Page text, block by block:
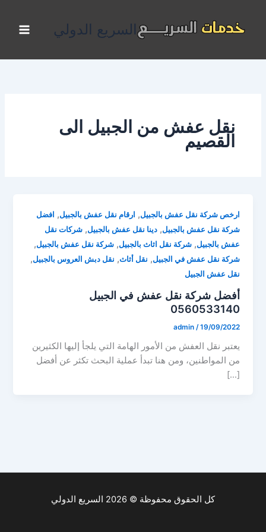
المحتوى
السريع الدولي
نقل عفش من الجبيل الى
القصيم
ارخص شركة نقل عفش بالجبيل, ارقام نقل عفش بالجبيل, افضل
شركة نقل عفش بالجبيل,دينا نقل عفش بالجبيل,شركات نقل
عفش بالجبيل,شركة نقل اثاث بالجبيل,شركة نقل عفش بالجبيل,
شركة نقل عفش في الجبيل, نقل أثاث, نقل دبش العروس بالجبيل,
نقل عفش الجبيل
أفضل شركة نقل عفش في الجبيل
0560533140
admin /19/09/2022
يعتبر نقل العفش من الأمور الهامة التي يلجأ إليها الكثيرين
من المواطنين، ومن هنا تبدأ عملية البحث تكثر عن أفضل
[…]
كل الحقوق محفوظة © 2026 السريع الدولي